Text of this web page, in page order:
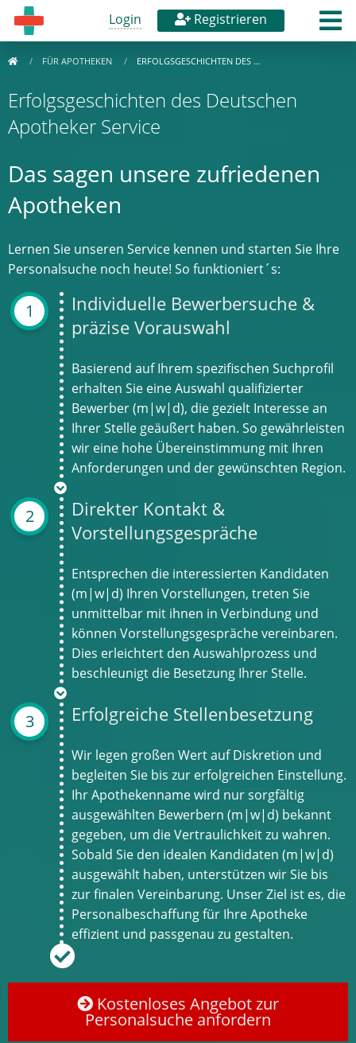
Login Registrieren
FÜR APOTHEKEN ERFOLGSGESCHICHTEN DES …
Erfolgsgeschichten des Deutschen
Apotheker Service
Das sagen unsere zufriedenen
Apotheken
Lernen Sie unseren Service kennen und starten Sie Ihre
Personalsuche noch heute! So funktioniert´s:
1
Individuelle Bewerbersuche &
präzise Vorauswahl
Basierend auf Ihrem spezifischen Suchprofil
erhalten Sie eine Auswahl qualifizierter
Bewerber (m|w|d), die gezielt Interesse an
Ihrer Stelle geäußert haben. So gewährleisten
wir eine hohe Übereinstimmung mit Ihren
Anforderungen und der gewünschten Region.
2
Direkter Kontakt &
Vorstellungsgespräche
Entsprechen die interessierten Kandidaten
(m|w|d) Ihren Vorstellungen, treten Sie
unmittelbar mit ihnen in Verbindung und
können Vorstellungsgespräche vereinbaren.
Dies erleichtert den Auswahlprozess und
beschleunigt die Besetzung Ihrer Stelle.
3 Erfolgreiche Stellenbesetzung
Wir legen großen Wert auf Diskretion und
begleiten Sie bis zur erfolgreichen Einstellung.
Ihr Apothekenname wird nur sorgfältig
ausgewählten Bewerbern (m|w|d) bekannt
gegeben, um die Vertraulichkeit zu wahren.
Sobald Sie den idealen Kandidaten (m|w|d)
ausgewählt haben, unterstützen wir Sie bis
zur finalen Vereinbarung. Unser Ziel ist es, die
Personalbeschaffung für Ihre Apotheke
effizient und passgenau zu gestalten.
Kostenloses Angebot zur
Personalsuche anfordern